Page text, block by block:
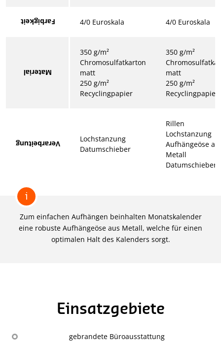
Farbigkeit 4/0 Euroskala 4/0 Euroskala
Material
350 g/m²
Chromosulfatkarton
matt
250 g/m²
Recyclingpapier
350 g/m²
matt
250 g/m²
Recyclingpapier
Verarbeitung
Lochstanzung
Datumschieber
Rillen
Lochstanzung
Aufhängeöse
Metall
Datumschieber
i
Zum einfachen Aufhängen beinhalten Monatskalender
eine robuste Aufhängeöse aus Metall, welche für einen
optimalen Halt des Kalenders sorgt.
Einsatzgebiete
gebrandete Büroausstattung